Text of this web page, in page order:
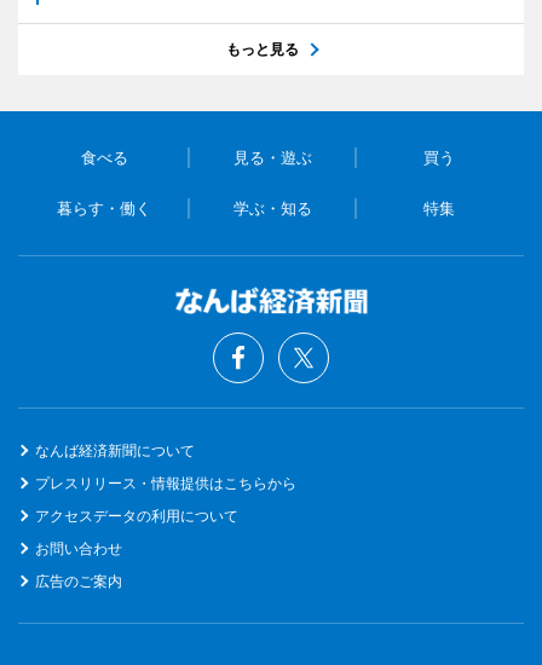
もっと見る
食べる 見る・遊ぶ 買う
暮らす・働く 学ぶ・知る 特集
なんば経済新聞について
プレスリリース・情報提供はこちらから
アクセスデータの利用について
お問い合わせ
広告のご案内